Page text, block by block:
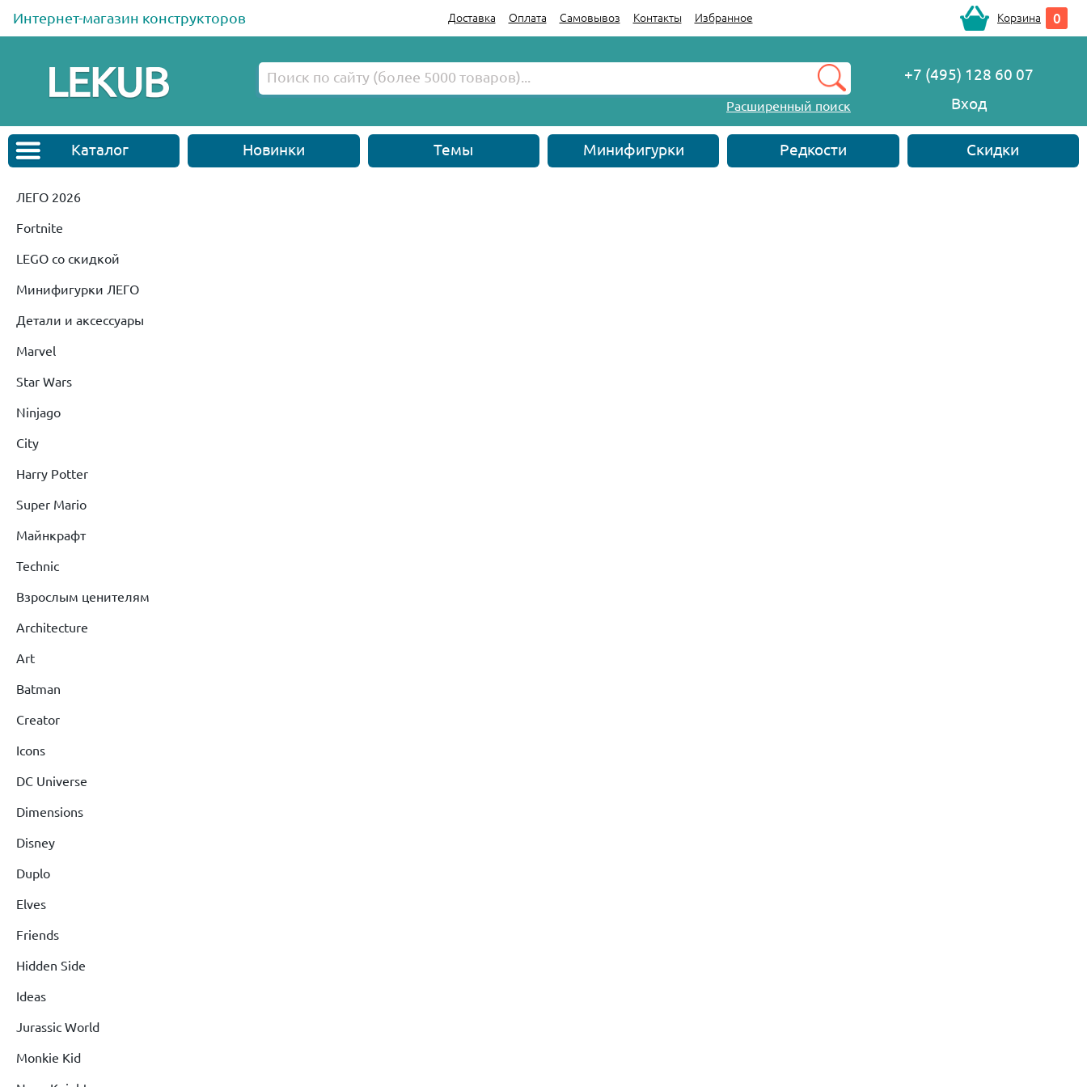
Интернет-магазин конструкторов Доставка Оплата Самовывоз Контакты Избранное Корзина 0
Расширенный поиск
+7 (495) 128 60 07
Вход
Каталог Новинки Темы Минифигурки Редкости Скидки
ЛЕГО 2026
Fortnite
LEGO со скидкой
Минифигурки ЛЕГО
Детали и аксессуары
Marvel
Star Wars
Ninjago
City
Harry Potter
Super Mario
Майнкрафт
Technic
Взрослым ценителям
Architecture
Art
Batman
Creator
Icons
DC Universe
Dimensions
Disney
Duplo
Elves
Friends
Hidden Side
Ideas
Jurassic World
Monkie Kid